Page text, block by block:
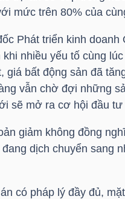
mức trên 80% của
Phát triển kinh doanh
nhiều yếu tố cùng
giá bất động sản đã
vẫn chờ đợi những
sẽ mở ra cơ hội đầu tư
giảm không đồng
dịch chuyển sang
có pháp lý đầy đủ,